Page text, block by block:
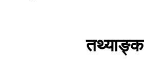
तथ्याङ्क